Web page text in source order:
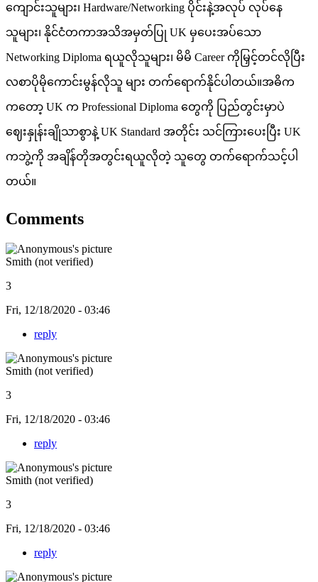
ကျောင်းသူများ၊ Hardware/Networking ပိုင်းနဲ့အလုပ် လုပ်နေ
သူများ၊ နိုင်ငံတကာအသိအမှတ်ပြု UK မှပေးအပ်သော
Networking Diploma ရယူလိုသူများ၊ မိမိ Career ကိုမြှင့်တင်လိုပြီး
လစာပိုမိုကောင်းမွန်လိုသူ များ တက်ရောက်နိုင်ပါတယ်။အဓိက
ကတော့ UK က Professional Diploma တွေကို ပြည်တွင်းမှာပဲ
ဈေးနှုန်းချိုသာစွာနဲ့ UK Standard အတိုင်း သင်ကြားပေးပြီး UK
ကဘွဲ့ကို အချိန်တိုအတွင်းရယူလိုတဲ့ သူတွေ တက်ရောက်သင့်ပါ
တယ်။
Comments
Smith (not verified)
3
Fri, 12/18/2020 - 03:46
reply
Smith (not verified)
3
Fri, 12/18/2020 - 03:46
reply
Smith (not verified)
3
Fri, 12/18/2020 - 03:46
reply